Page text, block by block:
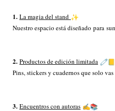
1. La magia del stand
Nuestro espacio está diseñado para
2. Productos de edición limitada
Pins, stickers y cuadernos que solo
3. Encuentros con autoras